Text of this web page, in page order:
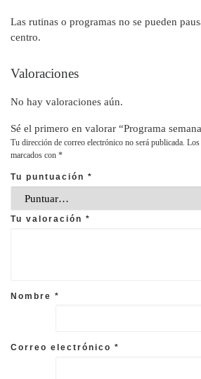
Las rutinas o programas no se pueden
centro.
Valoraciones
No hay valoraciones aún.
Sé el primero en valorar “Programa
Tu dirección de correo electrónico no será publicada. Los
marcados con *
Tu puntuación *
Tu valoración *
Nombre *
Correo electrónico *